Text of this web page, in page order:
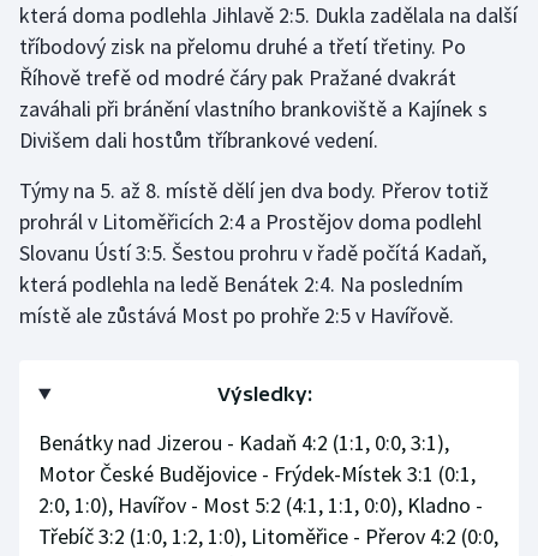
Krasobruslení
Lezení
Lyže a snowboard
Moderní pětiboj
Motorsport
Olympijské hry
Plavání
Plážový volejbal
Ragby
která doma podlehla Jihlavě 2:5. Dukla zadělala na další
tříbodový zisk na přelomu druhé a třetí třetiny. Po
Říhově trefě od modré čáry pak Pražané dvakrát
zaváhali při bránění vlastního brankoviště a Kajínek s
Divišem dali hostům tříbrankové vedení.
Týmy na 5. až 8. místě dělí jen dva body. Přerov totiž
prohrál v Litoměřicích 2:4 a Prostějov doma podlehl
Slovanu Ústí 3:5. Šestou prohru v řadě počítá Kadaň,
která podlehla na ledě Benátek 2:4. Na posledním
místě ale zůstává Most po prohře 2:5 v Havířově.
Výsledky:
Benátky nad Jizerou - Kadaň 4:2 (1:1, 0:0, 3:1),
Motor České Budějovice - Frýdek-Místek 3:1 (0:1,
2:0, 1:0), Havířov - Most 5:2 (4:1, 1:1, 0:0), Kladno -
Třebíč 3:2 (1:0, 1:2, 1:0), Litoměřice - Přerov 4:2 (0:0,